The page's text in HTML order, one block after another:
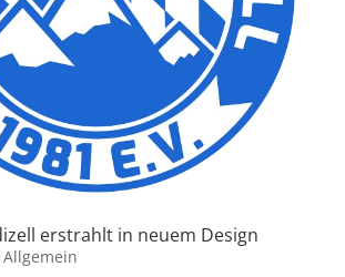
erstrahlt in neuem Design
Allgemein